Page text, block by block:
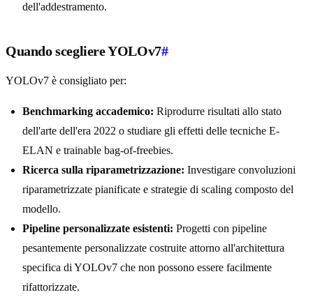
dell'addestramento.
Quando scegliere YOLOv7#
YOLOv7 è consigliato per:
Benchmarking accademico: Riprodurre risultati allo stato
dell'arte dell'era 2022 o studiare gli effetti delle tecniche E-
ELAN e trainable bag-of-freebies.
Ricerca sulla riparametrizzazione: Investigare convoluzioni
riparametrizzate pianificate e strategie di scaling composto del
modello.
Pipeline personalizzate esistenti: Progetti con pipeline
pesantemente personalizzate costruite attorno all'architettura
specifica di YOLOv7 che non possono essere facilmente
rifattorizzate.